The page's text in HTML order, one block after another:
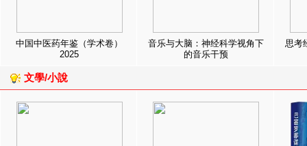
中国中医药年鉴（学术卷）
2025
音乐与大脑：神经科学视角下
的音乐干预
思考
文學/小說